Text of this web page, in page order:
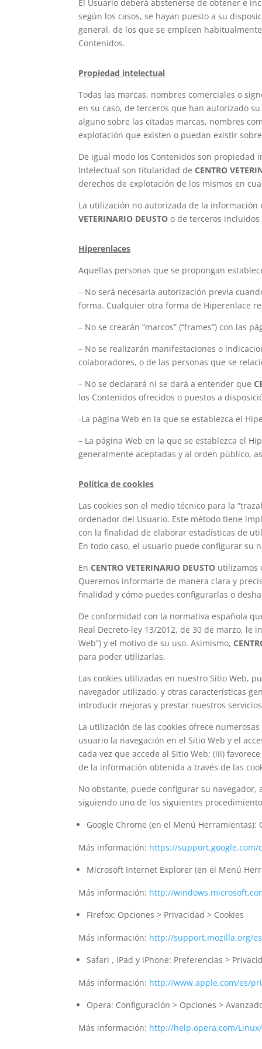
El Usuario deberá abstenerse de obtener e
según los casos, se hayan puesto a su
general, de los que se empleen
Contenidos.
Propiedad intelectual
Todas las marcas, nombres comerciales o
en su caso, de terceros que han autorizado
alguno sobre las citadas marcas, nombres
explotación que existen o puedan existir
De igual modo los Contenidos son propiedad
Intelectual son titularidad deCENTRO
derechos de explotación de los mismos en
La utilización no autorizada de la
VETERINARIO DEUSTO o de terceros
Hiperenlaces
Aquellas personas que se propongan
– No será necesaria autorización previa
forma. Cualquier otra forma de Hiperenlace
– No se crearán “marcos” (“frames”) con las
– No se realizarán manifestaciones o
colaboradores, o de las personas que se
– No se declarará ni se dará a entender que
los Contenidos ofrecidos o puestos a
-La página Web en la que se establezca el
– La página Web en la que se establezca el
generalmente aceptadas y al orden público,
Política de cookies
Las cookies son el medio técnico para la
ordenador del Usuario. Este método tiene
con la finalidad de elaborar estadísticas de
En todo caso, el usuario puede configurar su
EnCENTRO VETERINARIO DEUSTO utilizamos
Queremos informarte de manera clara y
finalidad y cómo puedes configurarlas o
De conformidad con la normativa española
Real Decreto-ley 13/2012, de 30 de marzo,
Web”) y el motivo de su uso. Asimismo,
para poder utilizarlas.
Las cookies utilizadas en nuestro Sitio Web,
navegador utilizado, y otras características
introducir mejoras y prestar nuestros
La utilización de las cookies ofrece
usuario la navegación en el Sitio Web y el
cada vez que accede al Sitio Web; (iii)
de la información obtenida a través de las
No obstante, puede configurar su navegador,
siguiendo uno de los siguientes
Google Chrome (en el Menú
Más información: https://support.google.com/
Microsoft Internet Explorer (en el Menú
Más información: http://
Firefox: Opciones > Privacidad > Cookies
Más información: http://support.mozilla.org/
Safari , iPad y iPhone: Preferencias >
Más información: http://www.apple.com/es/
Opera: Configuración > Opciones >
Más información: http://help.opera.com/